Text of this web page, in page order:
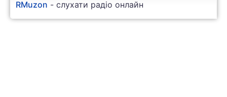
RMuzon - слухати радіо онлайн